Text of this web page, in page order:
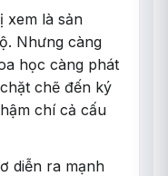
xem là sản
Nhưng càng
học càng phát
chẽ đến ký
chí cả cấu
diễn ra mạnh